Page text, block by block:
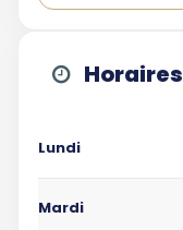
Horaires
Lundi
Mardi